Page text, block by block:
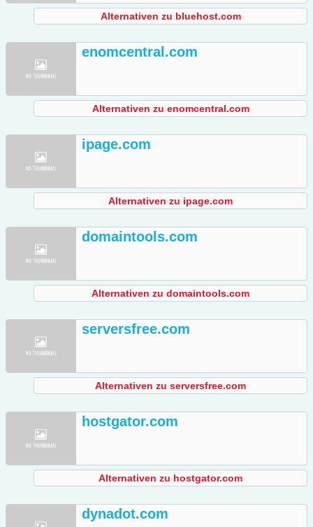
Alternativen zu bluehost.com
enomcentral.com
Alternativen zu enomcentral.com
ipage.com
Alternativen zu ipage.com
domaintools.com
Alternativen zu domaintools.com
serversfree.com
Alternativen zu serversfree.com
hostgator.com
Alternativen zu hostgator.com
dynadot.com